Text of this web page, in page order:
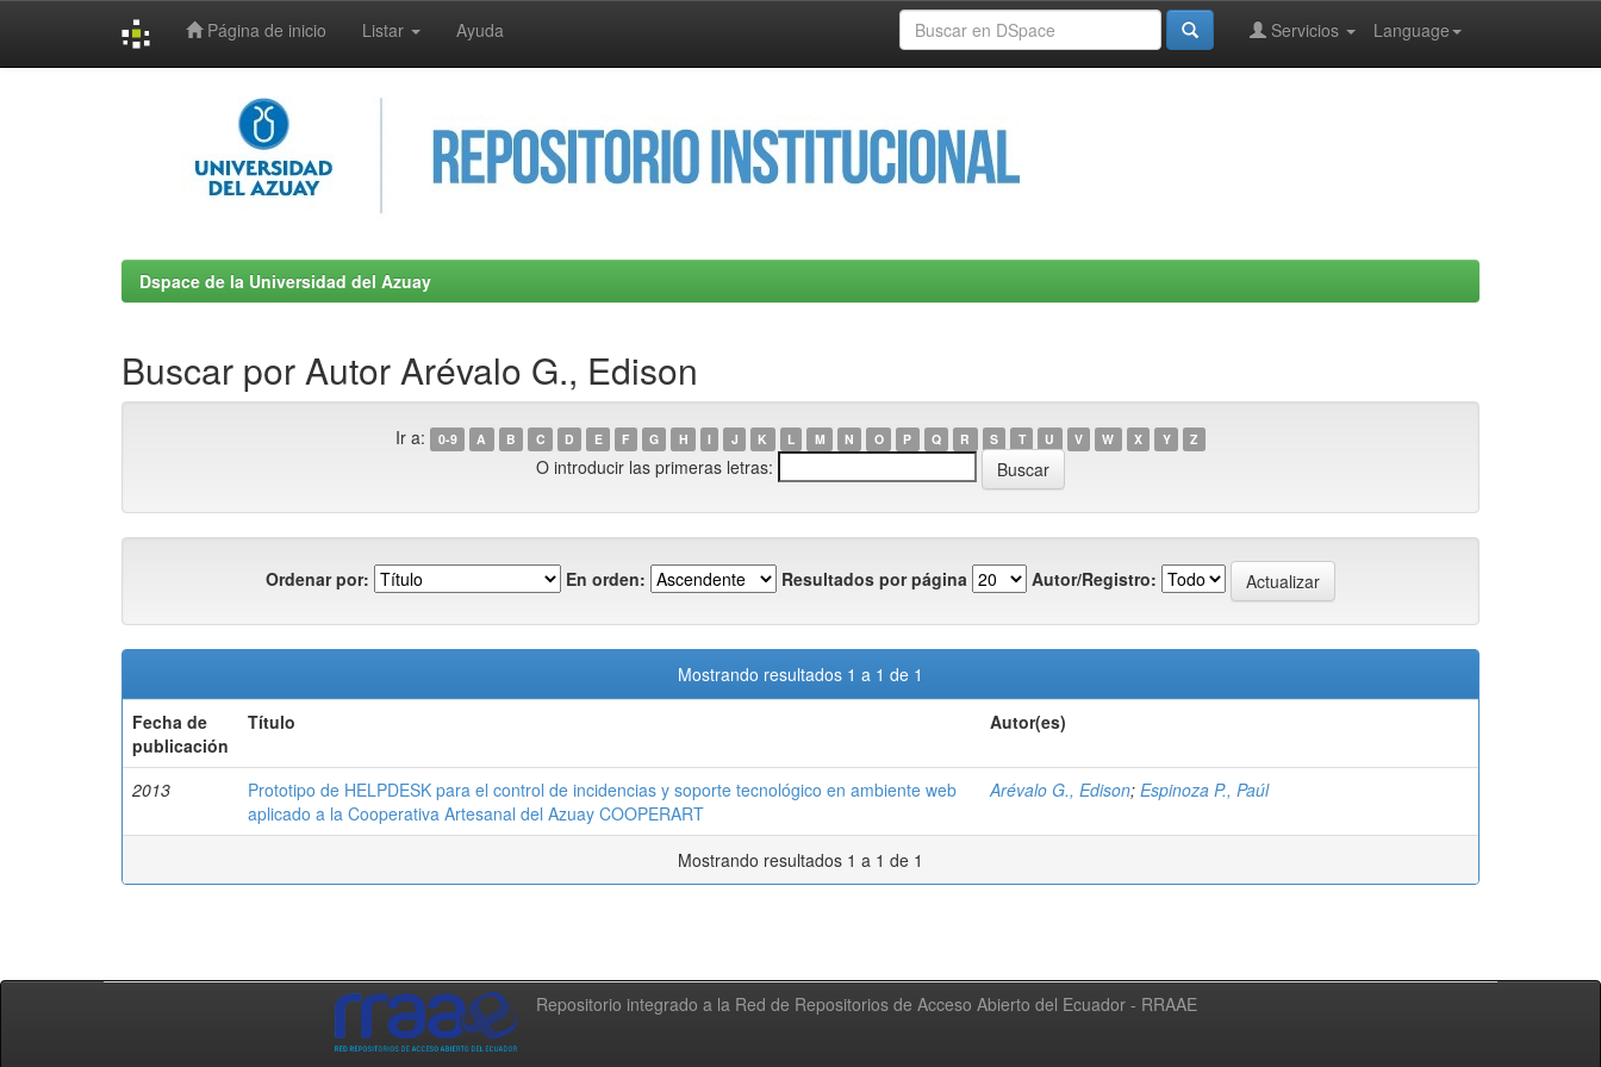
Página de inicio Listar Ayuda Language
Servicios
Dspace de la Universidad del Azuay
Buscar por Autor Arévalo G., Edison
Ir a: 0-9 A B C D E F G H I J K L M N O P Q R S T U V W X Y Z
O introducir las primeras letras:
Ordenar por: En orden: Resultados por página Autor/Registro:
Mostrando resultados 1 a 1 de 1
Fecha de
publicación
Título Autor(es)
2013
Prototipo de HELPDESK para el control de incidencias y soporte tecnológico en ambiente web
aplicado a la Cooperativa Artesanal del Azuay COOPERART
Arévalo G., Edison; Espinoza P., Paúl
Mostrando resultados 1 a 1 de 1
Repositorio integrado a la Red de Repositorios de Acceso Abierto del Ecuador - RRAAE